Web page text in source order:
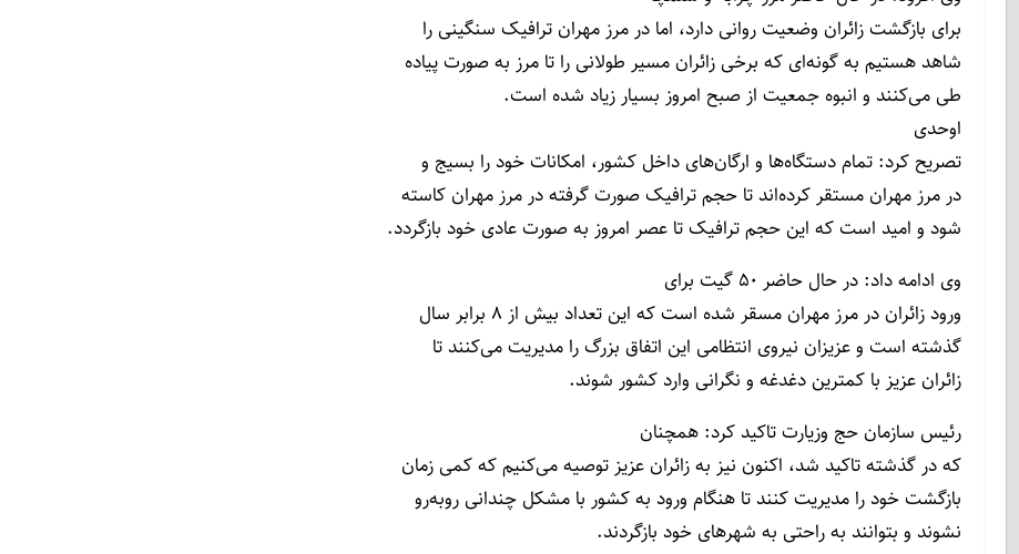
برای بازگشت زائران وضعیت روانی دارد، اما در مرز مهران ترافیک سنگینی را
شاهد هستیم به گونه‌ای که برخی زائران مسیر طولانی را تا مرز به صورت پیاده
طی می‌کنند و انبوه جمعیت از صبح امروز بسیار زیاد شده است.
اوحدی
تصریح کرد: تمام دستگاه‌ها و ارگان‌های داخل کشور، امکانات خود را بسیج و
در مرز مهران مستقر کرده‌اند تا حجم ترافیک صورت گرفته در مرز مهران کاسته
شود و امید است که این حجم ترافیک تا عصر امروز به صورت عادی خود بازگردد.
وی ادامه داد: در حال حاضر ۵۰ گیت برای
ورود زائران در مرز مهران مسقر شده است که این تعداد بیش از ۸ برابر سال
گذشته است و عزیزان نیروی انتظامی این اتفاق بزرگ را مدیریت می‌کنند تا
زائران عزیز با کمترین دغدغه و نگرانی وارد کشور شوند.
رئیس سازمان حج وزیارت تاکید کرد: همچنان
که در گذشته تاکید شد، اکنون نیز به زائران عزیز توصیه می‌کنیم که کمی زمان
بازگشت خود را مدیریت کنند تا هنگام ورود به کشور با مشکل چندانی روبه‌رو
نشوند و بتوانند به راحتی به شهرهای خود بازگردند.